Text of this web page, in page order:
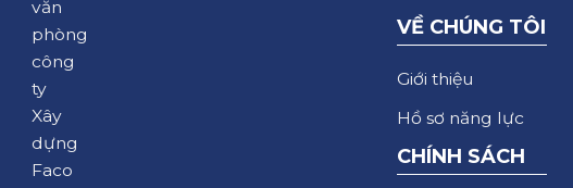
VỀ CHÚNG TÔI
Giới thiệu
Hồ sơ năng lực
CHÍNH SÁCH